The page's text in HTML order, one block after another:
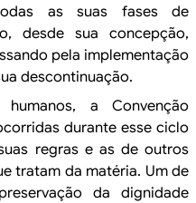
as suas fases de
desde sua concepção,
pela implementação
descontinuação.
a Convenção
durante esse ciclo
regras e as de outros
tratam da matéria. Um de
da dignidade